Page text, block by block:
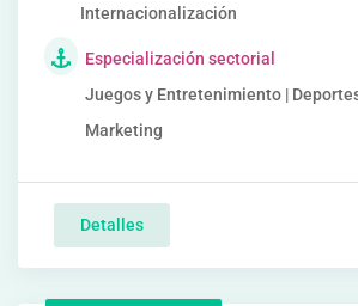
Internacionalización
Especialización sectorial
Juegos y Entretenimiento |
Marketing
Detalles